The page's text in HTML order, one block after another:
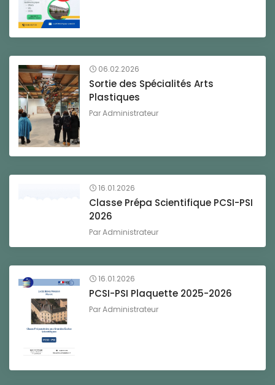
06.02.2026
Sortie des Spécialités Arts
Plastiques
ParAdministrateur
16.01.2026
Classe Prépa Scientifique PCSI-PSI
2026
ParAdministrateur
16.01.2026
PCSI-PSI Plaquette 2025-2026
ParAdministrateur